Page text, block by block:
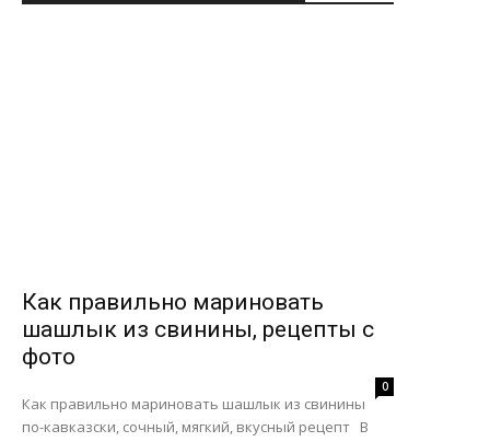
Как правильно мариновать
шашлык из свинины, рецепты с
фото
0
Как правильно мариновать шашлык из свинины
по-кавказски, сочный, мягкий, вкусный рецепт В